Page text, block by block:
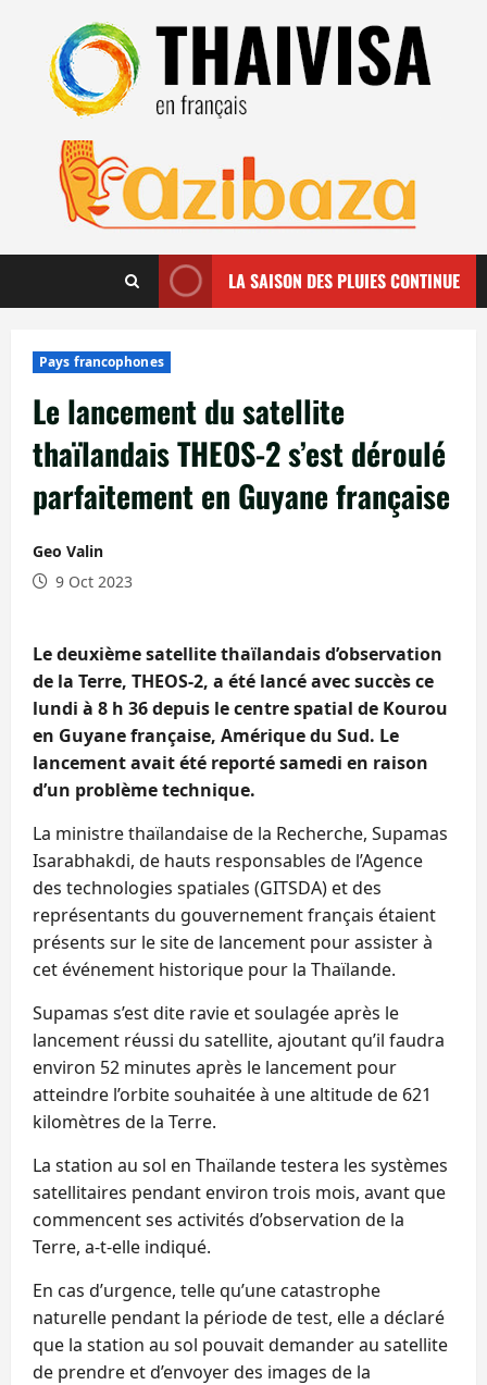
contenu
LA SAISON DES PLUIES CONTINUE
Pays francophones
Le lancement du satellite
thaïlandais THEOS-2 s’est déroulé
parfaitement en Guyane française
Geo Valin
9 Oct 2023
Le deuxième satellite thaïlandais d’observation
de la Terre, THEOS-2, a été lancé avec succès ce
lundi à 8 h 36 depuis le centre spatial de Kourou
en Guyane française, Amérique du Sud. Le
lancement avait été reporté samedi en raison
d’un problème technique.
La ministre thaïlandaise de la Recherche, Supamas
Isarabhakdi, de hauts responsables de l’Agence
des technologies spatiales (GITSDA) et des
représentants du gouvernement français étaient
présents sur le site de lancement pour assister à
cet événement historique pour la Thaïlande.
Supamas s’est dite ravie et soulagée après le
lancement réussi du satellite, ajoutant qu’il faudra
environ 52 minutes après le lancement pour
atteindre l’orbite souhaitée à une altitude de 621
kilomètres de la Terre.
La station au sol en Thaïlande testera les systèmes
satellitaires pendant environ trois mois, avant que
commencent ses activités d’observation de la
Terre, a-t-elle indiqué.
En cas d’urgence, telle qu’une catastrophe
naturelle pendant la période de test, elle a déclaré
que la station au sol pouvait demander au satellite
de prendre et d’envoyer des images de la